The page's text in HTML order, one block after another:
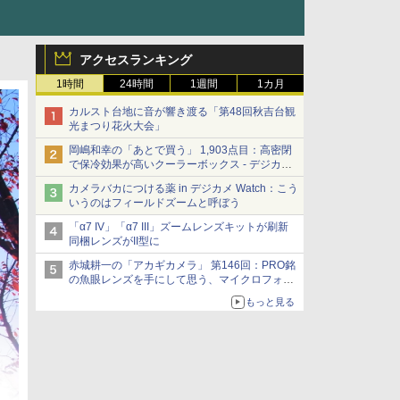
アクセスランキング
1時間 24時間 1週間 1カ月
カルスト台地に音が響き渡る「第48回秋吉台観
光まつり花火大会」
岡嶋和幸の「あとで買う」 1,903点目：高密閉
で保冷効果が高いクーラーボックス - デジカメ
Watch
カメラバカにつける薬 in デジカメ Watch：こう
いうのはフィールドズームと呼ぼう
「α7 IV」「α7 III」ズームレンズキットが刷新
同梱レンズがII型に
赤城耕一の「アカギカメラ」 第146回：PRO銘
の魚眼レンズを手にして思う、マイクロフォー
もっと見る